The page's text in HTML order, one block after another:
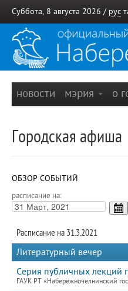
Суббота, 8 августа 2026 / рус
новости мэрия о
Городская афиша
ОБЗОР СОБЫТИЙ
расписание на:
Расписание на 31.3.2021
Литературный вечер
Серия публичных лекций
ГАУК РТ «Набережночелнинский